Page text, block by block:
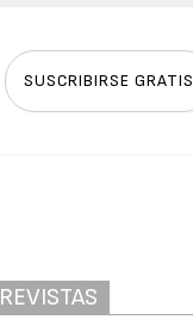
SUSCRIBIRSE GRATIS
REVISTAS